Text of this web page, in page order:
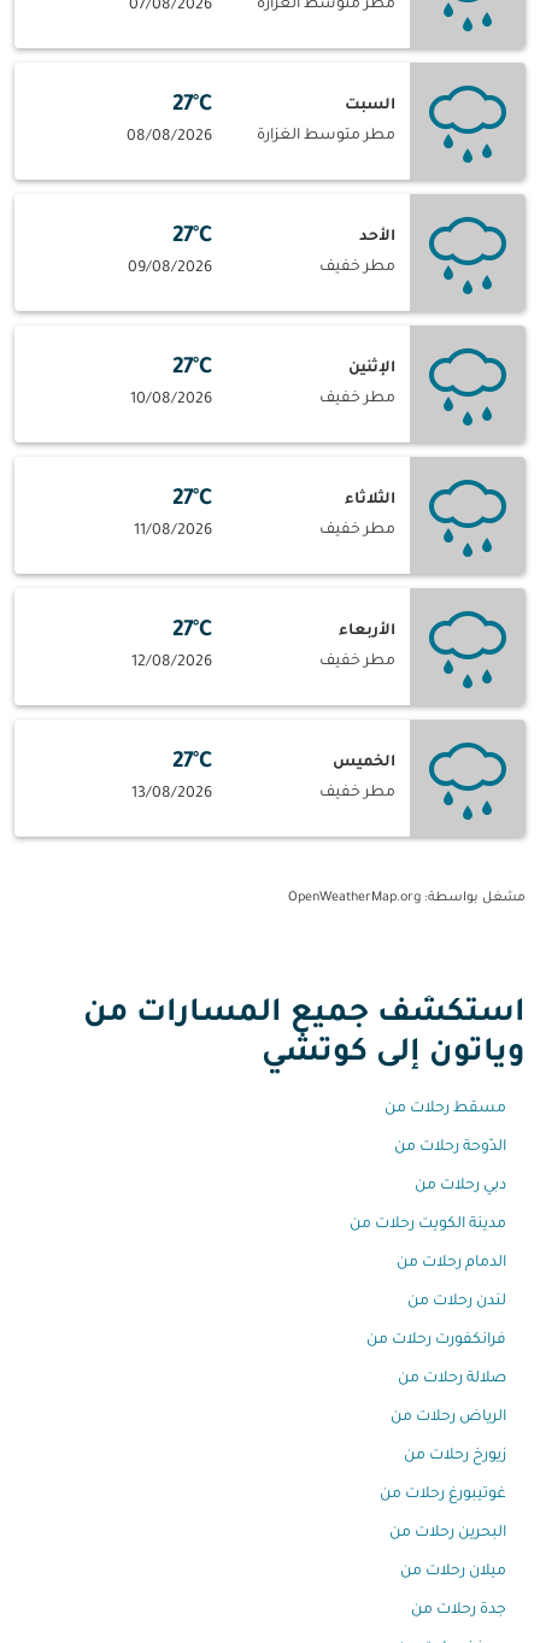
مطر متوسط الغزارة 07/08/2026
السبت
مطر متوسط الغزارة
27°C
08/08/2026
الأحد
مطر خفيف
27°C
09/08/2026
الإثنين
مطر خفيف
27°C
10/08/2026
الثلاثاء
مطر خفيف
27°C
11/08/2026
الأربعاء
مطر خفيف
27°C
12/08/2026
الخميس
مطر خفيف
27°C
13/08/2026
مشغل بواسطة: OpenWeatherMap.org
استكشف جميع المسارات من
وياتون إلى كوتشي
مسقط رحلات من
الدّوحة رحلات من
دبي رحلات من
مدينة الكويت رحلات من
الدمام رحلات من
لندن رحلات من
فرانكفورت رحلات من
صلالة رحلات من
الرياض رحلات من
زيورخ رحلات من
غوتيبورغ رحلات من
البحرين رحلات من
ميلان رحلات من
جدة رحلات من